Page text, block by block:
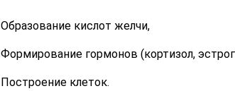
Образование кислот желчи,
Формирование гормонов (кортизол,
Построение клеток.